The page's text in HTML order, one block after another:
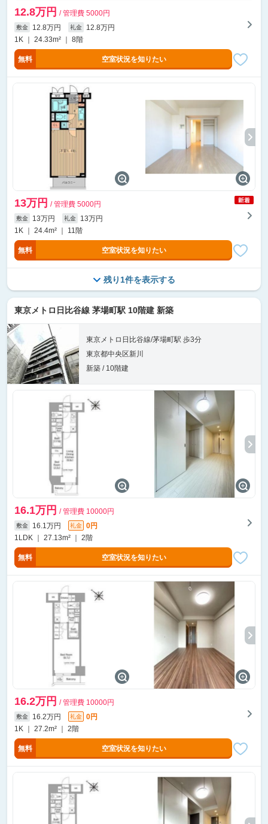
12.8万円 / 管理費 5000円
敷金 12.8万円 礼金
12.8万円
1K ｜ 24.33m² ｜ 8階
無料 空室状況を知りたい
13万円 / 管理費 5000円
敷金 13万円 礼金
13万円
1K ｜ 24.4m² ｜ 11階
無料 空室状況を知りたい
残り1件を表示する
東京メトロ日比谷線 茅場町駅 10階建 新築
東京メトロ日比谷線/茅場町駅 歩3分
東京都中央区新川
新築 / 10階建
16.1万円 / 管理費 10000円
敷金 16.1万円 礼金
0円
1LDK ｜ 27.13m² ｜ 2階
無料 空室状況を知りたい
16.2万円 / 管理費 10000円
敷金 16.2万円 礼金
0円
1K ｜ 27.2m² ｜ 2階
無料 空室状況を知りたい